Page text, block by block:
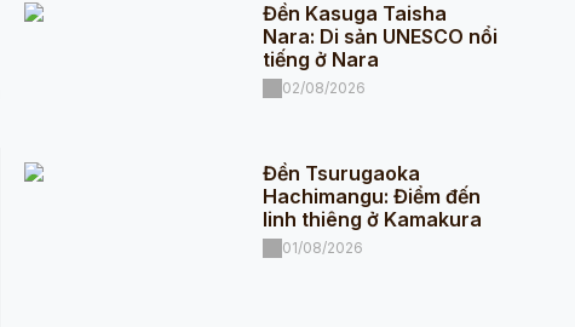
Đền Kasuga Taisha
Nara: Di sản UNESCO nổi
tiếng ở Nara
02/08/2026
Đền Tsurugaoka
Hachimangu: Điểm đến
linh thiêng ở Kamakura
01/08/2026